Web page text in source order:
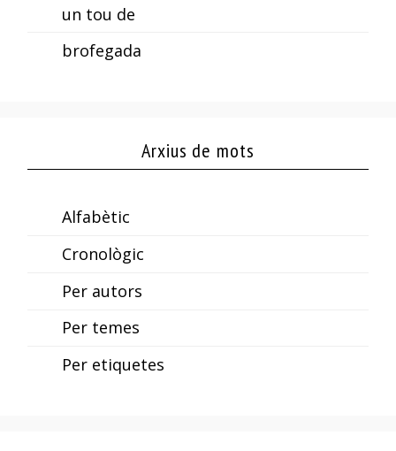
un tou de
brofegada
Arxius de mots
Alfabètic
Cronològic
Per autors
Per temes
Per etiquetes